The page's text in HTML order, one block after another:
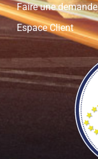
Faire une
Espace Client